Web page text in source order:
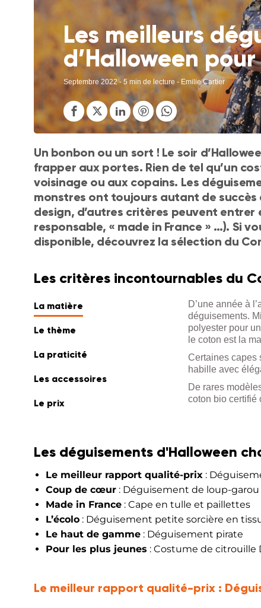
Les meilleurs
d’Halloween
Septembre 2022- 5 min de lecture - Emilie Cartier
Un bonbon ou un sort ! Le soir
frapper aux portes. Rien de tel qu’un
voisinage ou aux copains. Les
monstres ont toujours autant de succès
design, d’autres critères peuvent
responsable, « made in France » …). Si
disponible, découvrez la sélection du
Les critères incontournables du
La matière
Le thème
La praticité
Les accessoires
Le prix
D’une année à
déguisements.
polyester pour
le coton est la
Certaines capes
habille avec
De rares
coton bio certifié
Les déguisements d'Halloween
Le meilleur rapport qualité-prix :
Coup de cœur : Déguisement de loup-garou
Made in France : Cape en tulle et paillettes
L’écolo : Déguisement petite sorcière en
Le haut de gamme : Déguisement pirate
Pour les plus jeunes : Costume de citrouille
Le meilleur rapport qualité-prix :